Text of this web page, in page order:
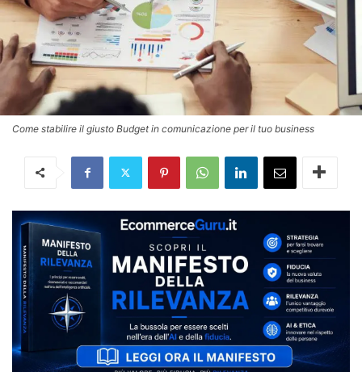
Come stabilire il giusto Budget in comunicazione per il tuo business